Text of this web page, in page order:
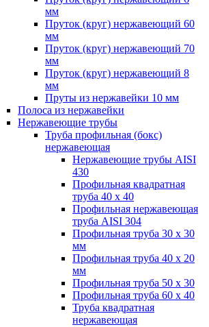
мм
Пруток (круг) нержавеющий 60
мм
Пруток (круг) нержавеющий 70
мм
Пруток (круг) нержавеющий 8
мм
Пруты из нержавейки 10 мм
Полоса из нержавейки
Нержавеющие трубы
Труба профильная (бокс)
нержавеющая
Нержавеющие трубы AISI
430
Профильная квадратная
труба 40 х 40
Профильная нержавеющая
труба AISI 304
Профильная труба 30 х 30
мм
Профильная труба 40 х 20
мм
Профильная труба 50 х 30
Профильная труба 60 х 40
Труба квадратная
нержавеющая